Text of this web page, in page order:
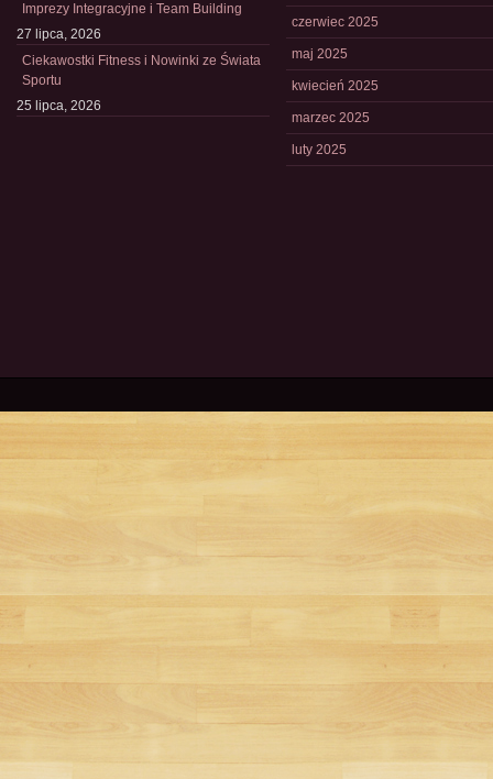
Imprezy Integracyjne i Team Building
27 lipca, 2026
Ciekawostki Fitness i Nowinki ze Świata
Sportu
25 lipca, 2026
czerwiec 2025
maj 2025
kwiecień 2025
marzec 2025
luty 2025